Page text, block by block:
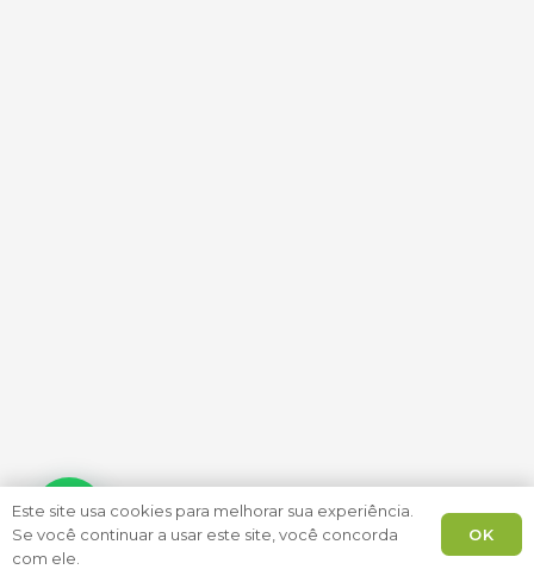
Este site usa cookies para melhorar sua experiência.
Se você continuar a usar este site, você concorda
com ele.
OK